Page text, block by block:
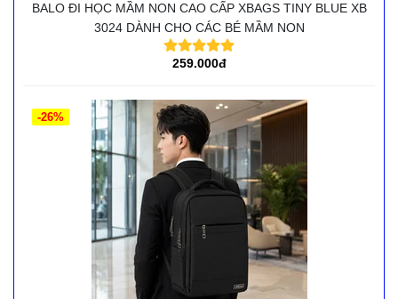
BALO ĐI HỌC MẦM NON CAO CẤP XBAGS TINY BLUE XB
3024 DÀNH CHO CÁC BÉ MẦM NON
259.000đ
-26%